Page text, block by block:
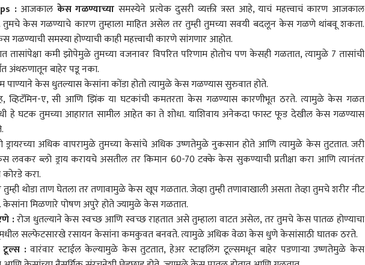
:आजकाल केस गळण्याच्या समस्येने प्रत्येक दुसरी व्यक्ती त्रस्त आहे, याचं महत्त्वाचं कारण आजकाल
केस गळण्याचे कारण तुम्हाला माहित असेल तर तुम्ही तुमच्या सवयी बदलून केस गळणे थांबवू शकता.
गळण्याची समस्या होण्याची काही महत्त्वाची कारणे सांगणार आहोत.
तासांपेक्षा कमी झोपेमुळे तुमच्या वजनावर विपरित परिणाम होतोच पण केसही गळतात, त्यामुळे 7 तासांची
अंथरुणातून बाहेर पडू नका.
पाण्याने केस धुतल्यास केसांना कोंडा होतो त्यामुळे केस गळण्यास सुरुवात होते.
व्हिटॅमिन-ए, सी आणि झिंक या घटकांची कमतरता केस गळण्यास कारणीभूत ठरते. त्यामुळे केस गळत
हे घटक तुमच्या आहारात सामील आहेत का ते शोधा. याशिवाय अनेकदा फास्ट फूड देखील केस गळण्यास
ड्रायरच्या अधिक वापरामुळे तुमच्या केसांचे अधिक उष्णतेमुळे नुकसान होते आणि त्यामुळे केस तुटतात. जरी
लवकर ब्लो ड्राय करायचे असतील तर किमान 60-70 टक्के केस सुकण्याची प्रतीक्षा करा आणि त्यानंतर
करा.
थोडा ताण घेतला तर तणावामुळे केस खूप गळतात. जेव्हा तुम्ही तणावाखाली असता तेव्हा तुमचे शरीर नीट
केसांना मिळणारे पोषण अपुरे होते ज्यामुळे केस गळतात.
:रोज धुतल्याने केस स्वच्छ आणि स्वच्छ राहतात असे तुम्हाला वाटत असेल, तर तुमचे केस पातळ होण्याचा
सल्फेटसारखे रसायन केसांना कमकुवत बनवते. त्यामुळे अधिक वेळा केस धुणे केसांसाठी घातक ठरते.
टूल्स :वारंवार स्टाईल केल्यामुळे केस तुटतात, हेअर स्टाइलिंग टूल्समधून बाहेर पडणाऱ्या उष्णतेमुळे केस
गेस्ट
पर्सनल कॉर्नर
टॉप आर्टिकल टॉप रील्स
मुंबई राजकारण राजकारण